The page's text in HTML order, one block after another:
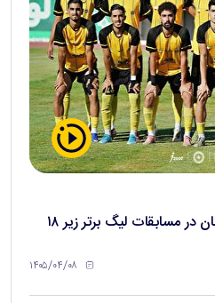
قهرمانی فولاد مبارکه سپاهان در مسابقات لیگ برتر زیر ۱۸
۱۴۰۵/۰۴/۰۸